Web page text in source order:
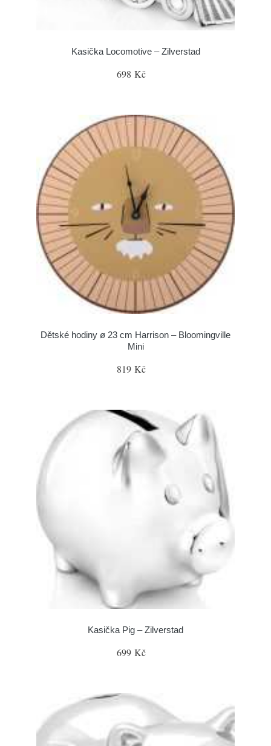
Kasička Locomotive – Zilverstad
698 Kč
Dětské hodiny ø 23 cm Harrison – Bloomingville
Mini
819 Kč
Kasička Pig – Zilverstad
699 Kč